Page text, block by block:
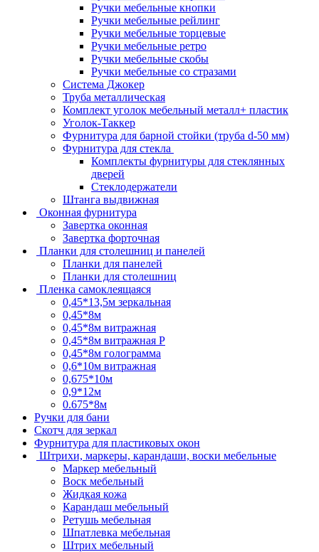
Ручки мебельные кнопки
Ручки мебельные рейлинг
Ручки мебельные торцевые
Ручки мебельные ретро
Ручки мебельные скобы
Ручки мебельные со стразами
Система Джокер
Труба металлическая
Комплект уголок мебельный металл+ пластик
Уголок-Таккер
Фурнитура для барной стойки (труба d-50 мм)
Фурнитура для стекла
Комплекты фурнитуры для стеклянных
дверей
Стеклодержатели
Штанга выдвижная
Оконная фурнитура
Завертка оконная
Завертка форточная
Планки для столешниц и панелей
Планки для панелей
Планки для столешниц
Пленка самоклеящаяся
0,45*13,5м зеркальная
0,45*8м
0,45*8м витражная
0,45*8м витражная Р
0,45*8м голограмма
0,6*10м витражная
0,675*10м
0,9*12м
0.675*8м
Ручки для бани
Скотч для зеркал
Фурнитура для пластиковых окон
Штрихи, маркеры, карандаши, воски мебельные
Маркер мебельный
Воск мебельный
Жидкая кожа
Карандаш мебельный
Ретушь мебельная
Шпатлевка мебельная
Штрих мебельный